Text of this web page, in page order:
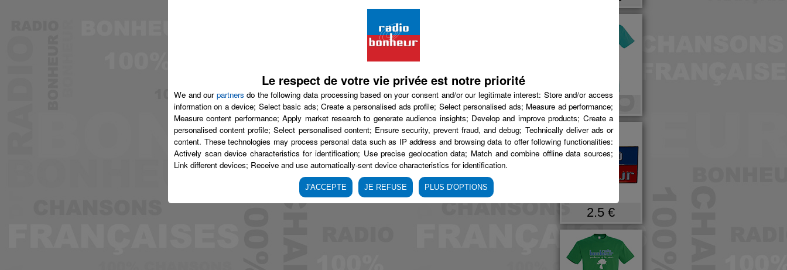
15 €
2.5 €
We and our partners do the following data processing based on your consent and/or our legitimate interest: Store and/or access
information on a device; Select basic ads; Create a personalised ads profile; Select personalised ads; Measure ad performance;
Measure content performance; Apply market research to generate audience insights; Develop and improve products; Create a
personalised content profile; Select personalised content; Ensure security, prevent fraud, and debug; Technically deliver ads or
content. These technologies may process personal data such as IP address and browsing data to offer following functionalities:
Actively scan device characteristics for identification; Use precise geolocation data; Match and combine offline data sources;
Link different devices; Receive and use automatically-sent device characteristics for identification.
Le respect de votre vie privée est notre priorité
J'ACCEPTE JE REFUSE PLUS D'OPTIONS